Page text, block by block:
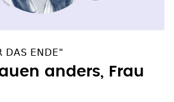
DAS ENDE"
anders, Frau